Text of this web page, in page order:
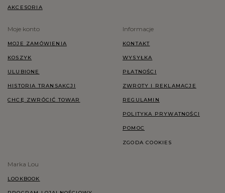
AKCESORIA
Moje konto
MOJE ZAMÓWIENIA
KOSZYK
ULUBIONE
HISTORIA TRANSAKCJI
CHCĘ ZWRÓCIĆ TOWAR
Informacje
KONTAKT
WYSYŁKA
PŁATNOŚCI
ZWROTY I REKLAMACJE
REGULAMIN
POLITYKA PRYWATNOŚCI
POMOC
ZGODA COOKIES
Marka Lou
LOOKBOOK